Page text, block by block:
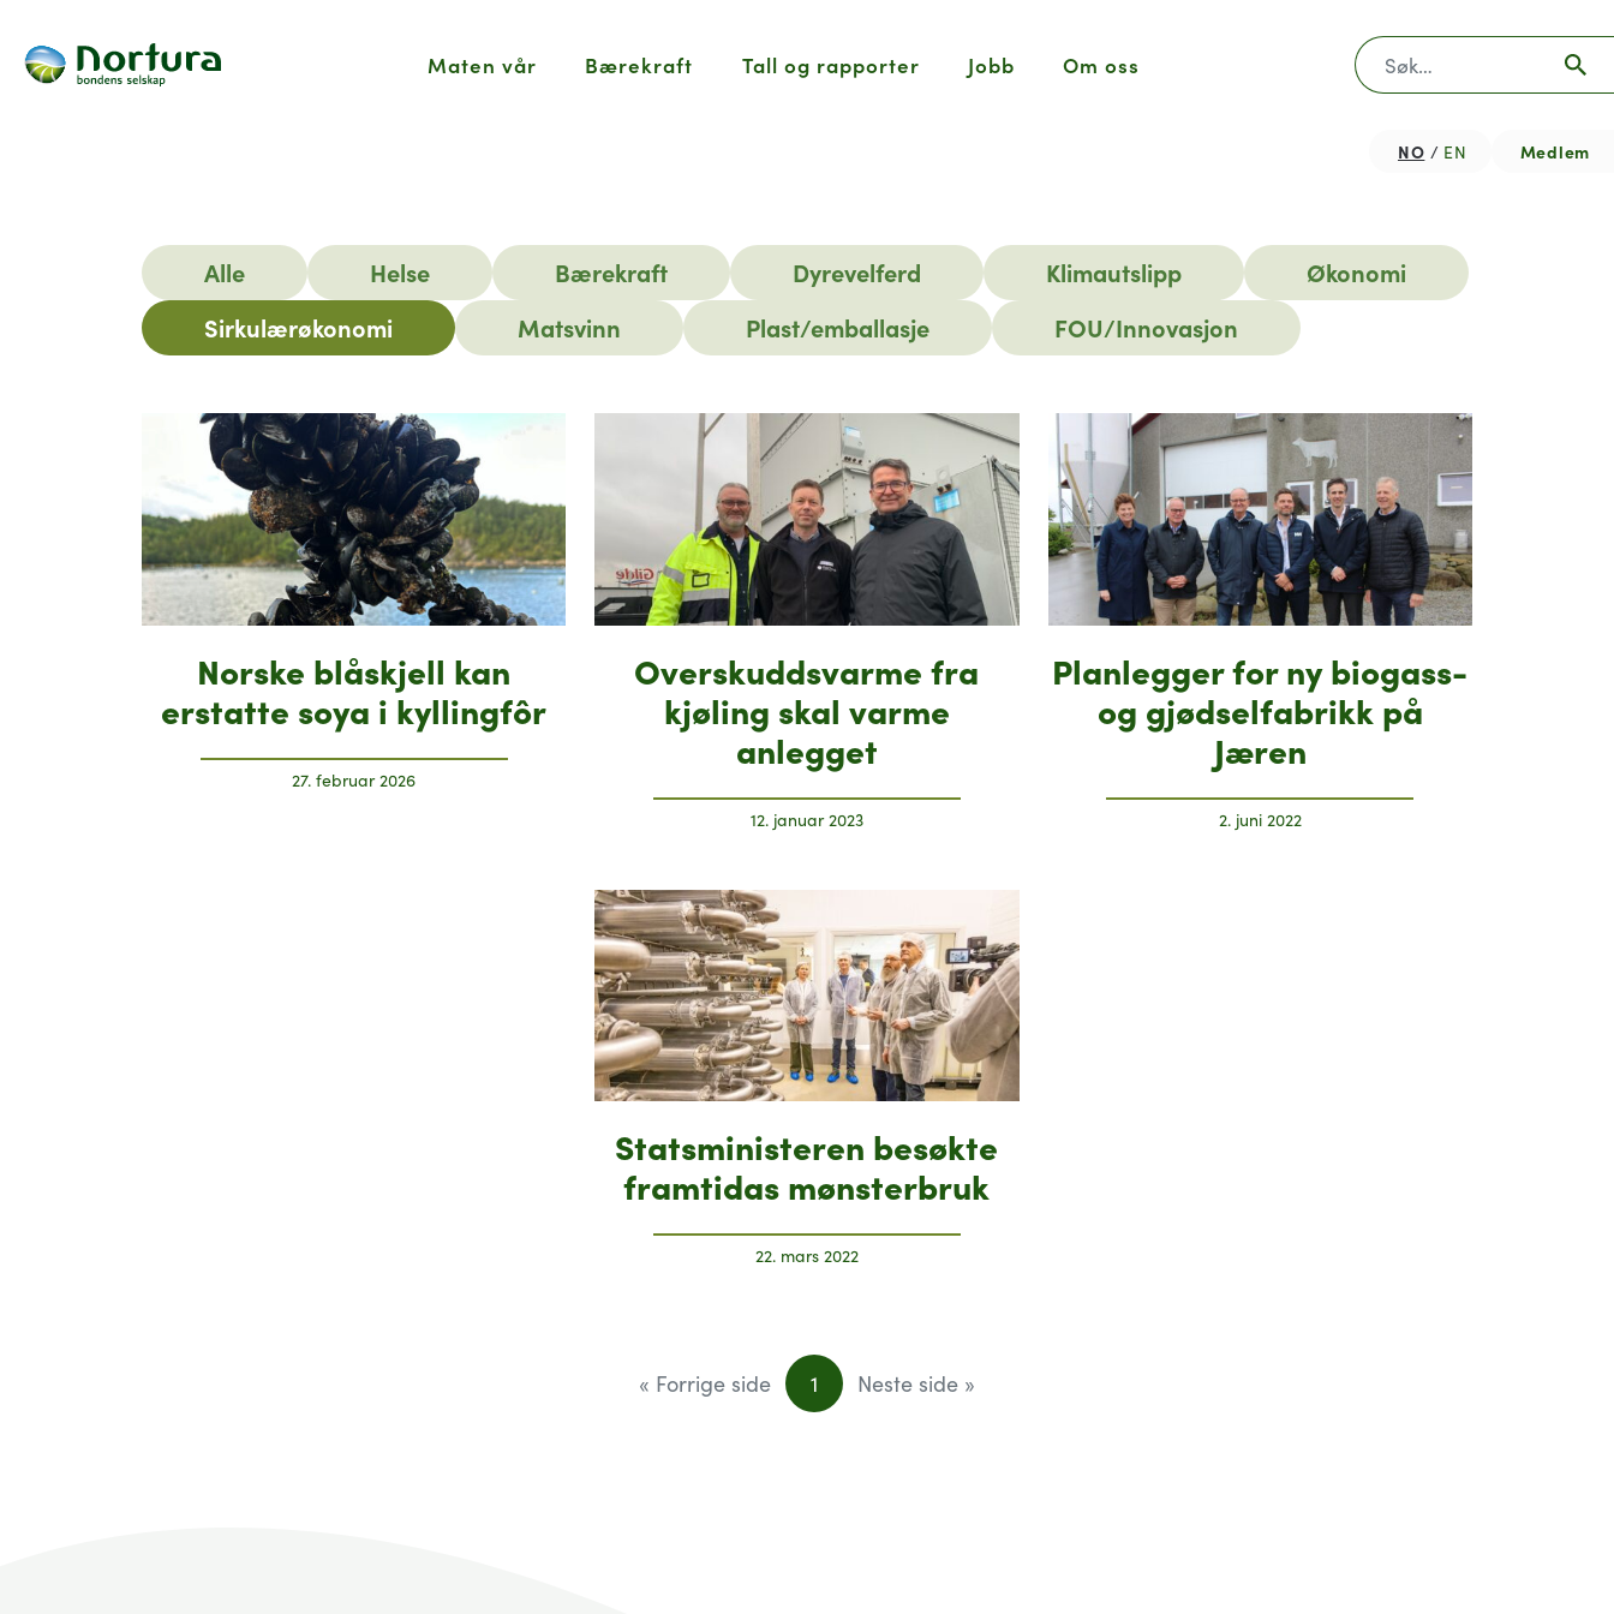
Maten vår Bærekraft Tall og rapporter Jobb Om oss Søk
Medlem
NO
EN
Alle Helse Bærekraft Dyrevelferd Klimautslipp
Økonomi
Sirkulærøkonomi
Matsvinn Plast/emballasje FOU/Innovasjon
Norske blåskjell kan
erstatte soya i kyllingfôr
27. februar 2026
Overskuddsvarme fra
kjøling skal varme
anlegget
12. januar 2023
Planlegger for ny biogass-
og gjødselfabrikk på
Jæren
2. juni 2022
Statsministeren besøkte
framtidas mønsterbruk
22. mars 2022
« Forrige side 1 Neste side »